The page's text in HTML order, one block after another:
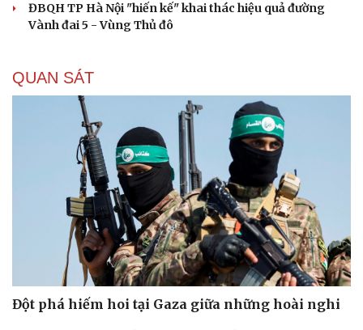
ĐBQH TP Hà Nội "hiến kế" khai thác hiệu quả đường
Vành đai 5 - Vùng Thủ đô
QUAN SÁT
Đột phá hiếm hoi tại Gaza giữa những hoài nghi